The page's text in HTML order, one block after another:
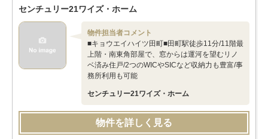
センチュリー21ワイズ・ホーム
物件担当者コメント
■キョウエイハイツ田町■田町駅徒歩11分/11階最
上階・南東角部屋で、窓からは運河を望むリノ
ベ済み住戸/2つのWICやSICなど収納力も豊富/事
務所利用も可能
センチュリー21ワイズ・ホーム
物件を詳しく見る